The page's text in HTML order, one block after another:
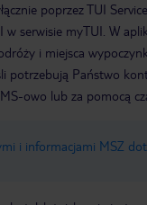
poprzez TUI
w serwisie myTUI. W
i miejsca
potrzebują Państwo
owo lub za pomocą
i informacjami MSZ